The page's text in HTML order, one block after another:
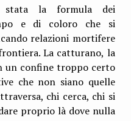
la formula dei
e di coloro che si
relazioni mortifere
La catturano, la
un confine troppo certo
che non siano quelle
chi cerca, chi si
proprio là dove nulla